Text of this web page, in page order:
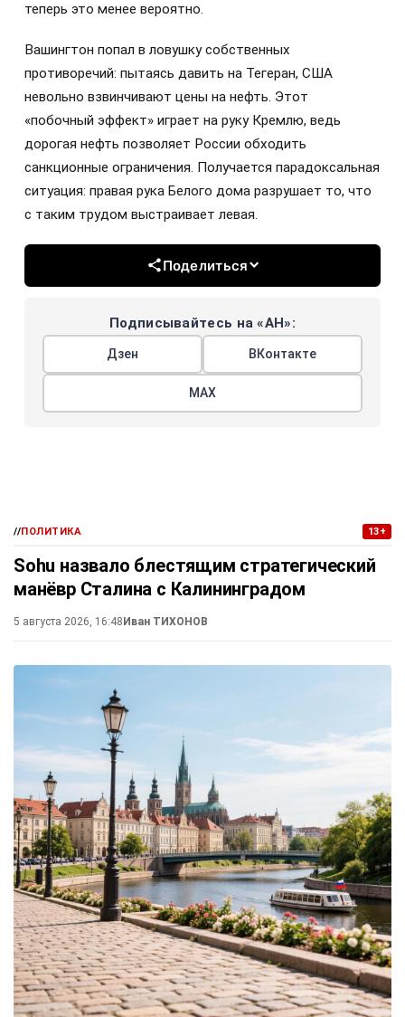
теперь это менее вероятно.
Вашингтон попал в ловушку собственных
противоречий: пытаясь давить на Тегеран, США
невольно взвинчивают цены на нефть. Этот
«побочный эффект» играет на руку Кремлю, ведь
дорогая нефть позволяет России обходить
санкционные ограничения. Получается парадоксальная
ситуация: правая рука Белого дома разрушает то, что
с таким трудом выстраивает левая.
Поделиться
Подписывайтесь на «АН»:
Дзен ВКонтакте
МАХ
//ПОЛИТИКА 13+
Sohu назвало блестящим стратегический
манёвр Сталина с Калининградом
5 августа 2026, 16:48Иван ТИХОНОВ